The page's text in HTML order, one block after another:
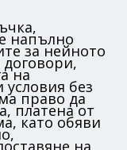
напълно
за нейното
на
без
право да
платена от
като обяви
на